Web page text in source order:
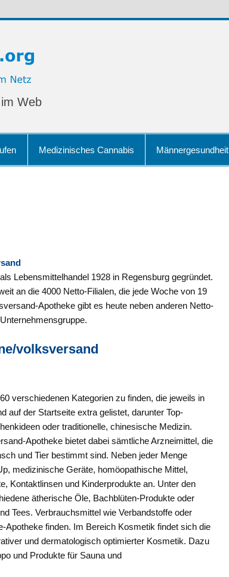
Web
Medizinisches Cannabis Männergesundheit
Lebensmittelhandel 1928 in Regensburg gegründet.
an die 4000 Netto-Filialen, die jede Woche von 19
Apotheke gibt es heute neben anderen Netto-
volksversand
verschiedenen Kategorien zu finden, die jeweils in
auf der Startseite extra gelistet, darunter Top-
oder traditionelle, chinesische Medizin.
Apotheke bietet dabei sämtliche Arzneimittel, die
und Tier bestimmt sind. Neben jeder Menge
medizinische Geräte, homöopathische Mittel,
Kontaktlinsen und Kinderprodukte an. Unter den
ätherische Öle, Bachblüten-Produkte oder
Tees. Verbrauchsmittel wie Verbandstoffe oder
Apotheke finden. Im Bereich Kosmetik findet sich die
und dermatologisch optimierter Kosmetik. Dazu
und Produkte für Sauna und